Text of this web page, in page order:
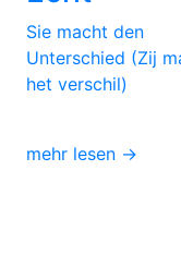
Sie macht den
Unterschied (Zij
het verschil)
mehr lesen →